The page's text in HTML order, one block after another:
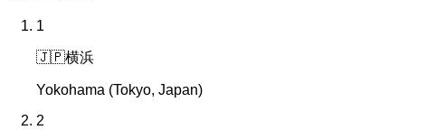
1
🇯🇵横浜
Yokohama (Tokyo, Japan)
2